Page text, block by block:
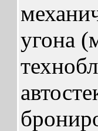
угона